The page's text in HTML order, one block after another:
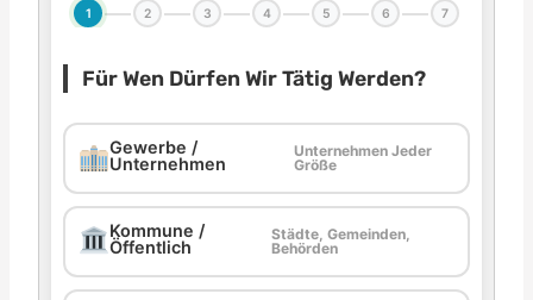
1 2 3 4 5 6 7
Für Wen Dürfen Wir Tätig Werden?
Gewerbe /
Unternehmen
Unternehmen Jeder
Größe
Kommune /
Öffentlich
Städte, Gemeinden,
Behörden